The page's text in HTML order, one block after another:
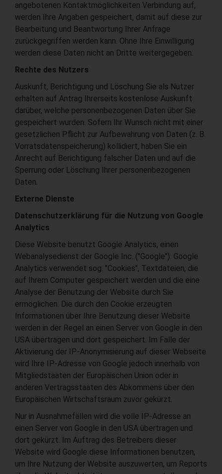
angebotenen Kontaktmöglichkeiten Verbindung auf,
werden Ihre Angaben gespeichert, damit auf diese zur
Bearbeitung und Beantwortung Ihrer Anfrage
zurückgegriffen werden kann. Ohne Ihre Einwilligung
werden diese Daten nicht an Dritte weitergegeben.
Rechte des Nutzers
Auskunft, Berichtigung und Löschung Sie als Nutzer
erhalten auf Antrag Ihrerseits kostenlose Auskunft
darüber, welche personenbezogenen Daten über Sie
gespeichert wurden. Sofern Ihr Wunsch nicht mit einer
gesetzlichen Pflicht zur Aufbewahrung von Daten (z. B.
Vorratsdatenspeicherung) kollidiert, haben Sie ein
Anrecht auf Berichtigung falscher Daten und auf die
Sperrung oder Löschung Ihrer personenbezogenen
Daten.
Externe Dienste
Datenschutzerklärung für die Nutzung von Google
Analytics
Diese Website benutzt Google Analytics, einen
Webanalysedienst der Google Inc. ("Google"). Google
Analytics verwendet sog. "Cookies", Textdateien, die
auf Ihrem Computer gespeichert werden und die eine
Analyse der Benutzung der Website durch Sie
ermöglichen. Die durch den Cookie erzeugten
Informationen über Ihre Benutzung dieser Website
werden in der Regel an einen Server von Google in den
USA übertragen und dort gespeichert. Im Falle der
Aktivierung der IP-Anonymisierung auf dieser Webseite
wird Ihre IP-Adresse von Google jedoch innerhalb von
Mitgliedstaaten der Europäischen Union oder in
anderen Vertragsstaaten des Abkommens über den
Europäischen Wirtschaftsraum zuvor gekürzt.
Nur in Ausnahmefällen wird die volle IP-Adresse an
einen Server von Google in den USA übertragen und
dort gekürzt. Im Auftrag des Betreibers dieser
Website wird Google diese Informationen benutzen,
um Ihre Nutzung der Website auszuwerten, um Reports